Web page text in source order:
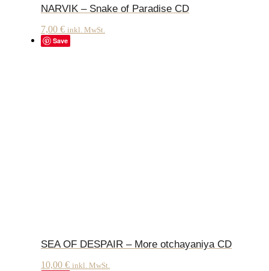
NARVIK – Snake of Paradise CD
7,00 € inkl. MwSt.
Save
SEA OF DESPAIR – More otchayaniya CD
10,00 € inkl. MwSt.